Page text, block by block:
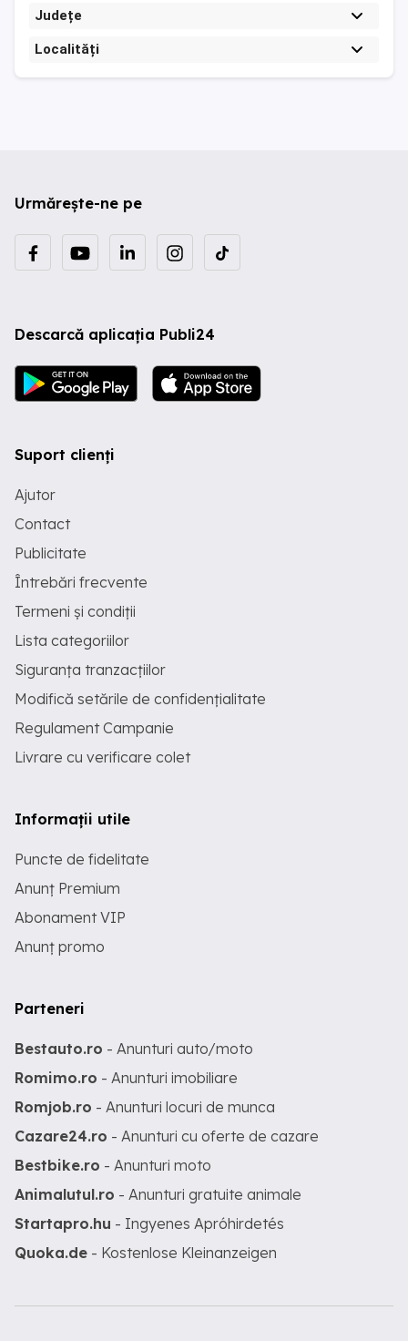
Județe
Localități
Urmărește-ne pe
Descarcă aplicația Publi24
Suport clienți
Ajutor
Contact
Publicitate
Întrebări frecvente
Termeni și condiții
Lista categoriilor
Siguranța tranzacțiilor
Modifică setările de confidențialitate
Regulament Campanie
Livrare cu verificare colet
Informații utile
Puncte de fidelitate
Anunț Premium
Abonament VIP
Anunț promo
Parteneri
Bestauto.ro - Anunturi auto/moto
Romimo.ro - Anunturi imobiliare
Romjob.ro - Anunturi locuri de munca
Cazare24.ro - Anunturi cu oferte de cazare
Bestbike.ro - Anunturi moto
Animalutul.ro - Anunturi gratuite animale
Startapro.hu - Ingyenes Apróhirdetés
Quoka.de - Kostenlose Kleinanzeigen